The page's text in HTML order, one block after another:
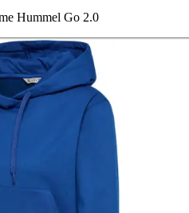
Hummel Go 2.0